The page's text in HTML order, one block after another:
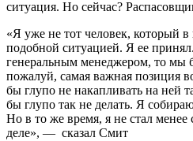
ситуация. Но сейчас?
«Я уже не тот человек, который в
подобной ситуацией. Я ее
генеральным менеджером, то мы
пожалуй, самая важная позиция
бы глупо не накапливать на ней
бы глупо так не делать. Я
Но в то же время, я не стал
деле», — сказал Смит